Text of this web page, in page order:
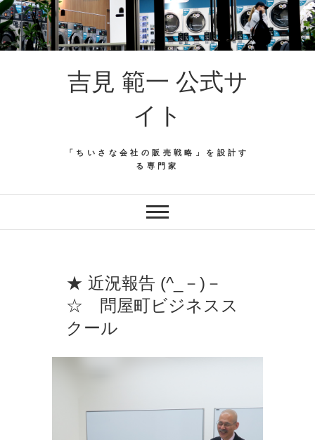
吉見 範一 公式サ
イト
「ちいさな会社の販売戦略」を設計す
る専門家
★ 近況報告 (^_－)－
☆ 問屋町ビジネスス
クール